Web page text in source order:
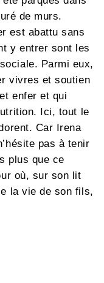
de murs.
est abattu sans
y entrer sont les
Parmi eux,
vivres et soutien
enfer et qui
Ici, tout le
Car Irena
pas à tenir
plus que ce
où, sur son lit
la vie de son fils,
soit